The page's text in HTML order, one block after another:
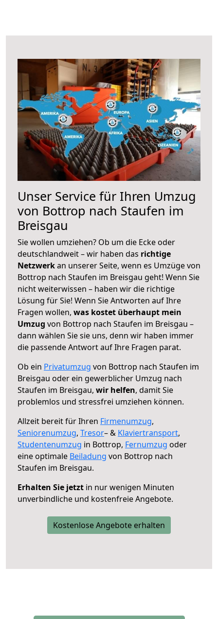
Unser Service für Ihren Umzug
von Bottrop nach Staufen im
Breisgau
Sie wollen umziehen? Ob um die Ecke oder
deutschlandweit – wir haben das richtige
Netzwerkan unserer Seite, wenn es Umzüge von
Bottrop nach Staufen im Breisgau geht! Wenn Sie
nicht weiterwissen – haben wir die richtige
Lösung für Sie! Wenn Sie Antworten auf Ihre
Fragen wollen, was kostet überhaupt mein
Umzug von Bottrop nach Staufen im Breisgau –
dann wählen Sie sie uns, denn wir haben immer
die passende Antwort auf Ihre Fragen parat.
Ob ein Privatumzug von Bottrop nach Staufen im
Breisgau oder ein gewerblicher Umzug nach
Staufen im Breisgau, wir helfen, damit Sie
problemlos und stressfrei umziehen können.
Allzeit bereit für Ihren Firmenumzug,
Seniorenumzug, Tresor– & Klaviertransport,
Studentenumzug in Bottrop, Fernumzug oder
eine optimale Beiladung von Bottrop nach
Staufen im Breisgau.
Erhalten Sie jetzt in nur wenigen Minuten
unverbindliche und kostenfreie Angebote.
Kostenlose Angebote erhalten